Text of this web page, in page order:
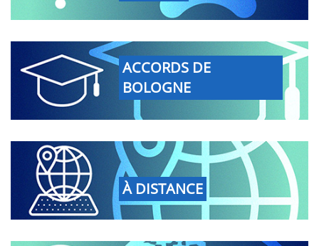
ACCORDS DE
BOLOGNE
À DISTANCE